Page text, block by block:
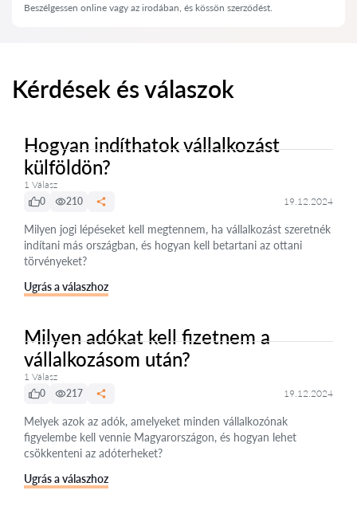
Beszélgessen online vagy az irodában, és kössön szerződést.
Kérdések és válaszok
Hogyan indíthatok vállalkozást
külföldön?
1 Válasz
0
210 19.12.2024
Milyen jogi lépéseket kell megtennem, ha vállalkozást szeretnék
indítani más országban, és hogyan kell betartani az ottani
törvényeket?
Ugrás a válaszhoz
Milyen adókat kell fizetnem a
vállalkozásom után?
1 Válasz
0
217 19.12.2024
Melyek azok az adók, amelyeket minden vállalkozónak
figyelembe kell vennie Magyarországon, és hogyan lehet
csökkenteni az adóterheket?
Ugrás a válaszhoz